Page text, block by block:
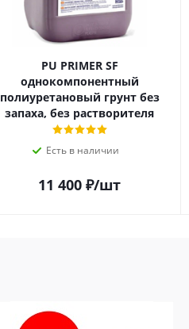
PU PRIMER SF
однокомпонентный
полиуретановый грунт без
запаха, без растворителя
Есть в наличии
11 400 ₽/шт